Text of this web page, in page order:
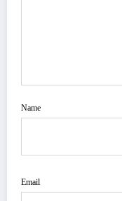
Name
Email